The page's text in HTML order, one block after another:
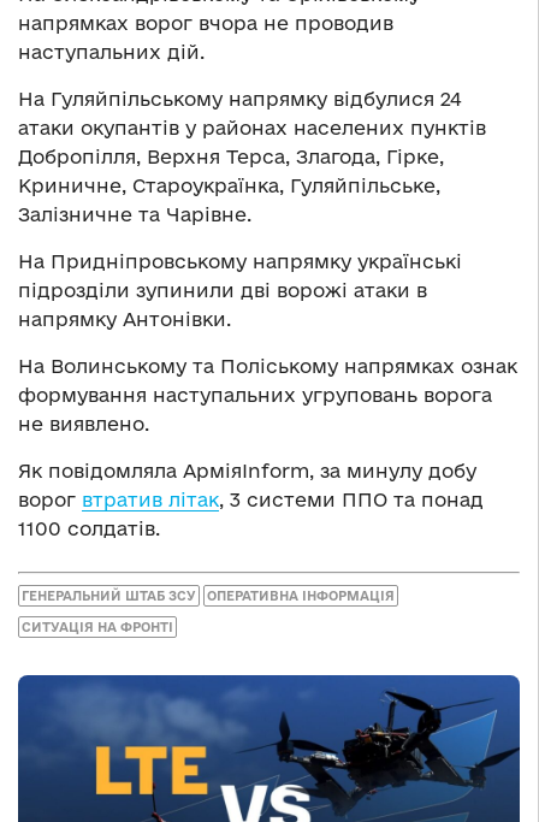
напрямках ворог вчора не проводив
наступальних дій.
На Гуляйпільському напрямку відбулися 24
атаки окупантів у районах населених пунктів
Добропілля, Верхня Терса, Злагода, Гірке,
Криничне, Староукраїнка, Гуляйпільське,
Залізничне та Чарівне.
На Придніпровському напрямку українські
підрозділи зупинили дві ворожі атаки в
напрямку Антонівки.
На Волинському та Поліському напрямках ознак
формування наступальних угруповань ворога
не виявлено.
Як повідомляла АрміяInform, за минулу добу
ворог втратив літак, 3 системи ППО та понад
1100 солдатів.
ГЕНЕРАЛЬНИЙ ШТАБ ЗСУ ОПЕРАТИВНА ІНФОРМАЦІЯ
СИТУАЦІЯ НА ФРОНТІ